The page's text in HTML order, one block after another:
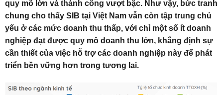
quy mô lớn và thành công vượt bậc. Như vậy, bức tranh
chung cho thấy SIB tại Việt Nam vẫn còn tập trung chủ
yếu ở các mức doanh thu thấp, với chỉ một số ít doanh
nghiệp đạt được quy mô doanh thu lớn, khẳng định sự
cần thiết của việc hỗ trợ các doanh nghiệp này để phát
triển bền vững hơn trong tương lai.